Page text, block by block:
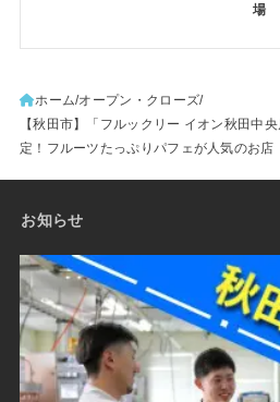
場
ホーム オープン・クローズ
【秋田市】「フルックリー イオン秋田中
定！フルーツたっぷりパフェが人気のお店
お知らせ